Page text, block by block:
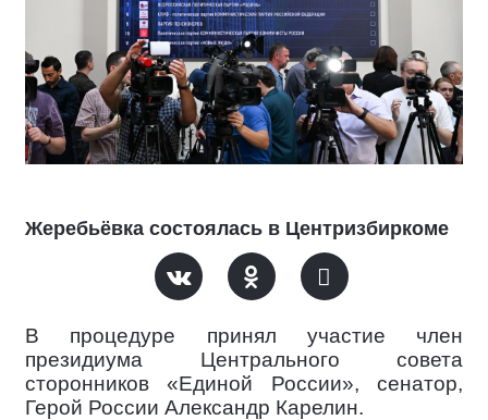
Жеребьёвка состоялась в Центризбиркоме
В процедуре принял участие член
президиума Центрального совета
сторонников «Единой России», сенатор,
Герой России Александр Карелин.